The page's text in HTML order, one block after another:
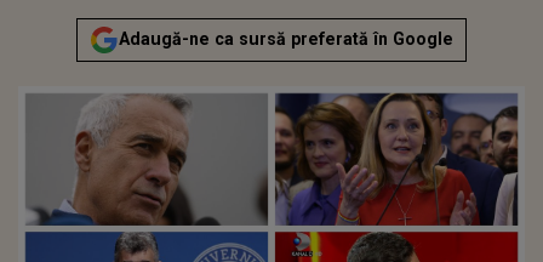
Adaugă-ne ca sursă preferată în Google